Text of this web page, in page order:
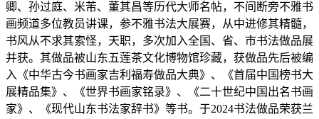
卿、孙过庭、米芾、董其昌等历代大师名帖，不间断旁不雅书
画频道多位教员讲课，参不雅书法大展赛，从中进修其精髓，
书风从不求其索怪，天职，多次加入全国、省、市书法做品展
并获。其做品被山东五莲茶文化博物馆珍藏，获做品先后被编
入《中华古今书画家吉利福寿做品大典》、《首届中国榜书大
展精品集》、《世界书画家铭录》、《二十世纪中国出名书画
家》、《现代山东书法家辞书》等书。于2024书法做品荣获兰